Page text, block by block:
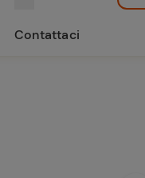
Contattaci